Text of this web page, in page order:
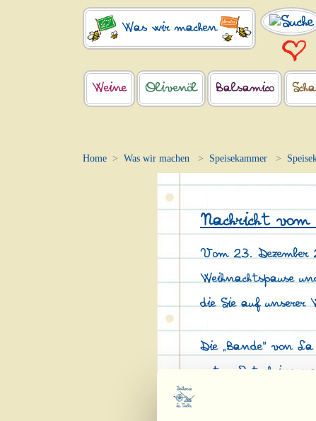
Was wir machen
Weine Olivenöl Balsamico
Home Was wir machen Speisekammer
Nachricht vom
Vom 23. Dezember
Weihnachtspause
die Sie auf unserer
Die „Bande" von
guten Rutsch ins